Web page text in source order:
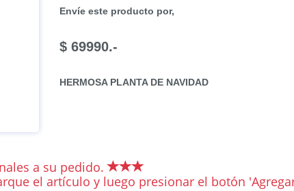
Envíe este producto por,
$ 69990.-
HERMOSA PLANTA DE NAVIDAD
a su pedido.
el artículo y luego presionar el botón